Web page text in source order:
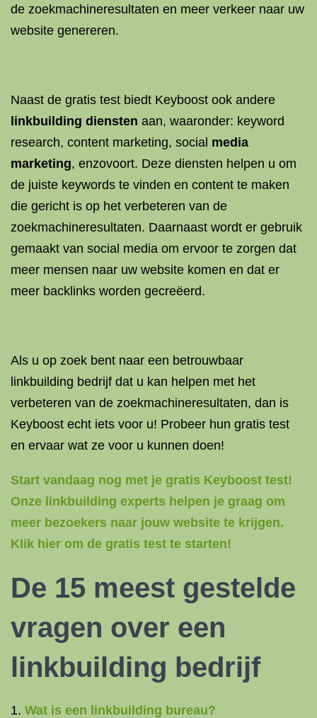
de zoekmachineresultaten en meer verkeer naar uw
website genereren.
Naast de gratis test biedt Keyboost ook andere
linkbuilding diensten aan, waaronder: keyword
research, content marketing, social media
marketing, enzovoort. Deze diensten helpen u om
de juiste keywords te vinden en content te maken
die gericht is op het verbeteren van de
zoekmachineresultaten. Daarnaast wordt er gebruik
gemaakt van social media om ervoor te zorgen dat
meer mensen naar uw website komen en dat er
meer backlinks worden gecreëerd.
Als u op zoek bent naar een betrouwbaar
linkbuilding bedrijf dat u kan helpen met het
verbeteren van de zoekmachineresultaten, dan is
Keyboost echt iets voor u! Probeer hun gratis test
en ervaar wat ze voor u kunnen doen!
Start vandaag nog met je gratis Keyboost test!
Onze linkbuilding experts helpen je graag om
meer bezoekers naar jouw website te krijgen.
Klik hier om de gratis test te starten!
De 15 meest gestelde
vragen over een
linkbuilding bedrijf
Wat is een linkbuilding bureau?